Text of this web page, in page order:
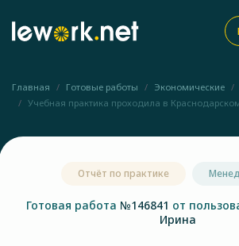
Главная Готовые работы Экономические
Учебная практика проходила в
Отчёт по практике
Готовая работа №146841 от
Ирина